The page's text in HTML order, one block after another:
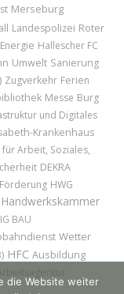
Merseburg
Landespolizei Roter
Energie Hallescher FC
Umwelt Sanierung
Zugverkehr Ferien
Messe Burg
und Digitales
Krankenhaus
Arbeit, Soziales,
DEKRA
Förderung HWG
Handwerkskammer
IG BAU
Wetter
HFC Ausbildung
die Website weiter